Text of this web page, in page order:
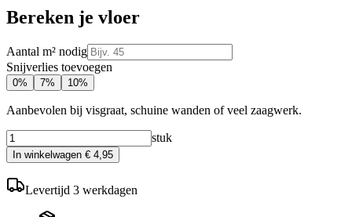
Bereken je vloer
Aantal m² nodig
Snijverlies toevoegen
0% 7% 10%
Aanbevolen bij visgraat, schuine wanden of veel zaagwerk.
stuk
In winkelwagen € 4,95
Levertijd 3 werkdagen